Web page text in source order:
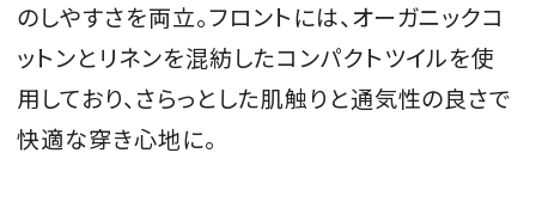
のしやすさを両立。フロントには、オーガニックコ
ットンとリネンを混紡したコンパクトツイルを使
用しており、さらっとした肌触りと通気性の良さで
快適な穿き心地に。